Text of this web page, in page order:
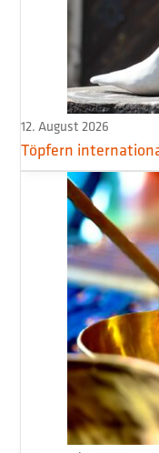
12. August 2026
Töpfern